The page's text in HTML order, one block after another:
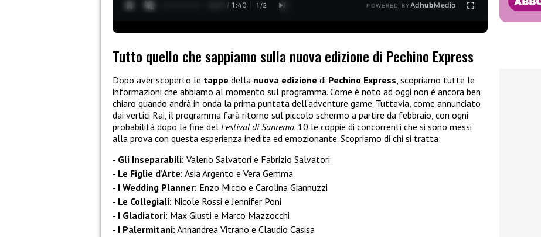
0:28 / 1:40 1 /2 POWERED BYAdhubMedia
Tutto quello che sappiamo sulla nuova edizione di Pechino Express
Dopo aver scoperto le tappe della nuova edizione di Pechino Express, scopriamo tutte le
informazioni che abbiamo al momento sul programma. Come è noto ad oggi non è ancora ben
chiaro quando andrà in onda la prima puntata dell’adventure game. Tuttavia, come annunciato
dai vertici Rai, il programma farà ritorno sul piccolo schermo a partire da febbraio, con ogni
probabilità dopo la fine del Festival di Sanremo. 10 le coppie di concorrenti che si sono messi
alla prova con questa esperienza inedita ed emozionante. Scopriamo di chi si tratta:
Gli Inseparabili: Valerio Salvatori e Fabrizio Salvatori
Le Figlie d’Arte: Asia Argento e Vera Gemma
I Wedding Planner: Enzo Miccio e Carolina Giannuzzi
Le Collegiali: Nicole Rossi e Jennifer Poni
I Gladiatori: Max Giusti e Marco Mazzocchi
I Palermitani: Annandrea Vitrano e Claudio Casisa